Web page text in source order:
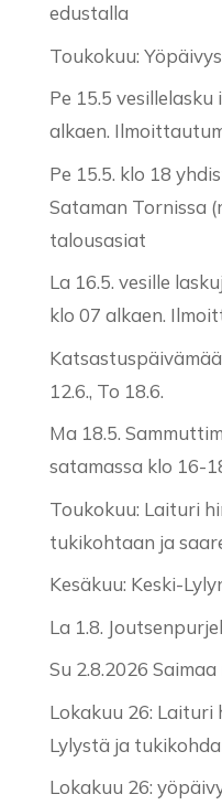
edustalla
Toukokuu:
Pe 15.5
alkaen.
Pe 15.5. klo 18
Sataman Tornissa
talousasiat
La 16.5. vesille
klo 07 alkaen.
12.6., To 18.6.
Ma 18.5.
satamassa klo 16-
Toukokuu: Laituri
tukikohtaan ja
Kesäkuu: Keski-
La 1.8.
Su 2.8.2026
Lokakuu 26: Laituri
Lylystä ja
Lokakuu 26: